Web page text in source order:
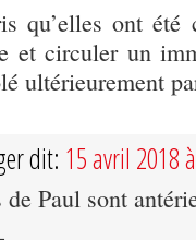
qu’elles ont été
et circuler un
ultérieurement
dit: 15 avril 2018
Paul sont